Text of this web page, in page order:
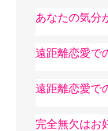
あなたの気分
遠距離恋愛で
遠距離恋愛で
完全無欠はお